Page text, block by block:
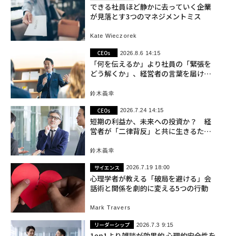
できる社員ほど静かに去っていく――企業
が見落とす3つのマネジメントミス
Kate Wieczorek
CEOs 2026.8.6 14:15
「何を伝えるか」より社員の「緊張を
どう解くか」、経営者の言葉を届ける
鈴木義幸
CEOs 2026.7.24 14:15
短期の利益か、未来への投資か？ 経
営者が「二律背反」と共に生きるため
鈴木義幸
サイエンス 2026.7.19 18:00
心理学者が教える「破局を避ける」会
話術と関係を劇的に変える5つの行動
Mark Travers
リーダーシップ 2026.7.3 9:15